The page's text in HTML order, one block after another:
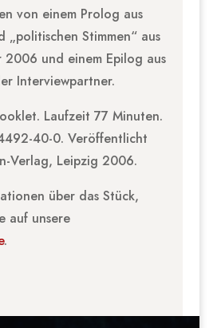
von einem Prolog aus
„politischen Stimmen“ aus
2006 und einem Epilog aus
Interviewpartner.
Laufzeit 77 Minuten.
40-0. Veröffentlicht
Verlag, Leipzig 2006.
über das Stück,
auf unsere
.